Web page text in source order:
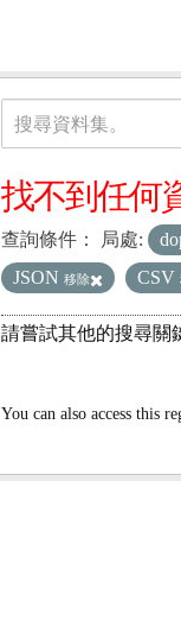
資料集
搜尋資料集。
找不到任何
查詢條件： 局處:
JSON 移除 CSV
請嘗試其他的搜尋關
You can also access this